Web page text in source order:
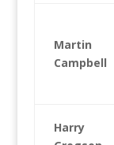
Martin
Campbell
Harry